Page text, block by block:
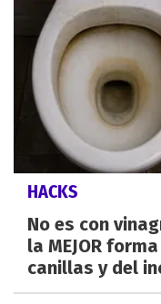
HACKS
No es con
la MEJOR
canillas y del